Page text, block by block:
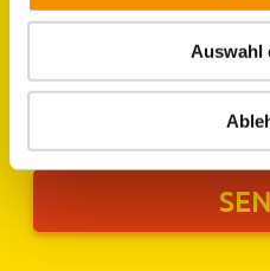
Auswahl
Ich stimme der
Datenschutzerklärung